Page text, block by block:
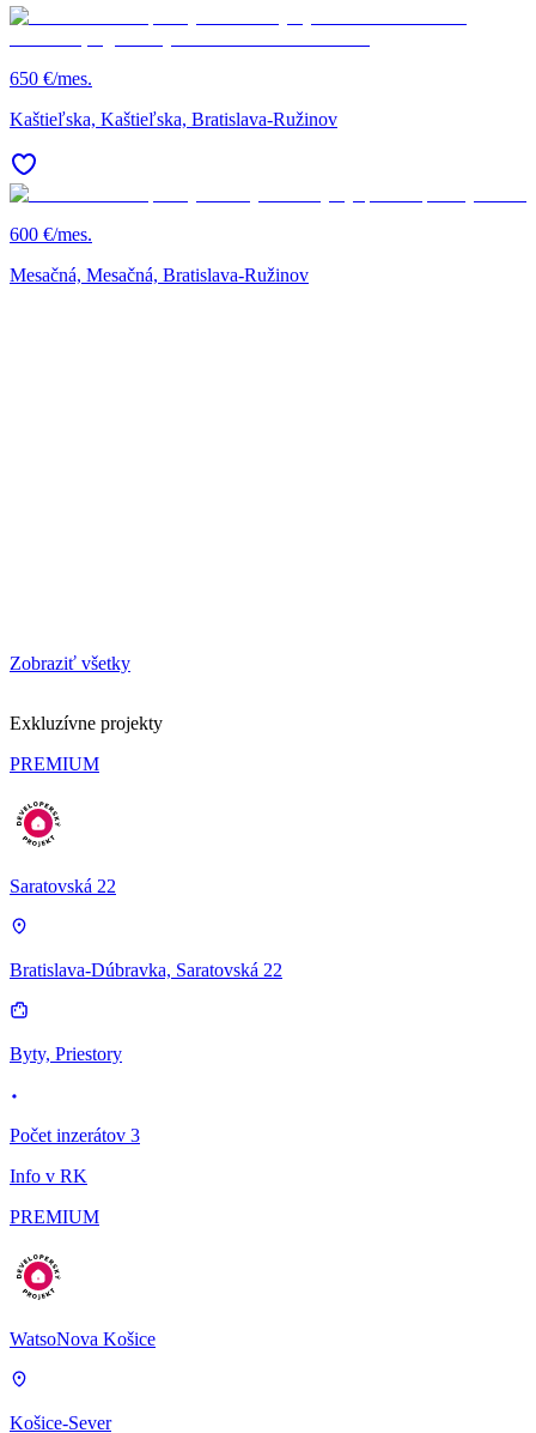
650 €/mes.
Kaštieľska, Kaštieľska, Bratislava-Ružinov
600 €/mes.
Mesačná, Mesačná, Bratislava-Ružinov
Zobraziť všetky
Exkluzívne projekty
PREMIUM
Saratovská 22
Bratislava-Dúbravka, Saratovská 22
Byty, Priestory
Počet inzerátov 3
Info v RK
PREMIUM
WatsoNova Košice
Košice-Sever